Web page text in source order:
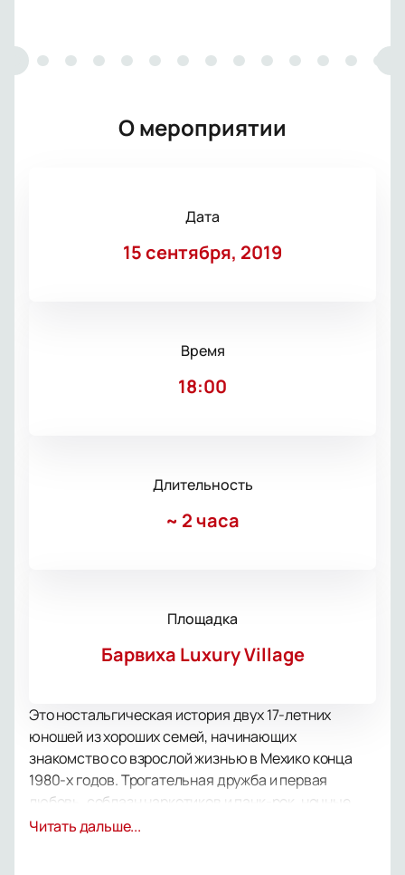
О мероприятии
Дата
15 сентября, 2019
Время
18:00
Длительность
~ 2 часа
Площадка
Барвиха Luxury Village
Это ностальгическая история двух 17-летних
юношей из хороших семей, начинающих
знакомство со взрослой жизнью в Мехико конца
1980-х годов. Трогательная дружба и первая
любовь, соблазн наркотиков и панк-рок, ночные
клубы и опыт авангардного искусства — что еще
Читать дальше...